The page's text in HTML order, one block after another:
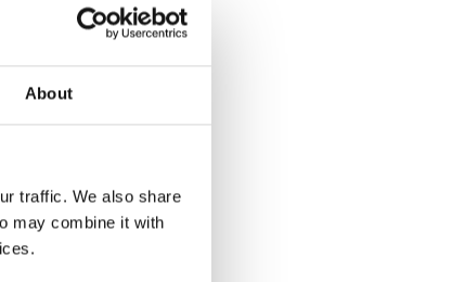
About
traffic. We also share
may combine it with